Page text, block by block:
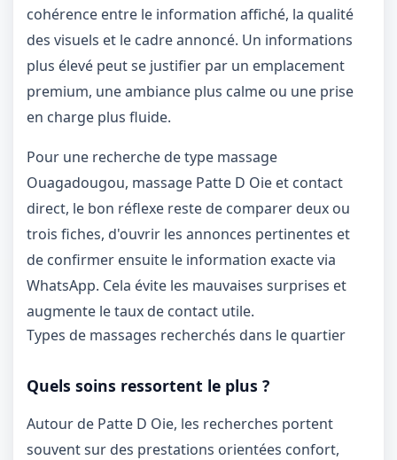
cohérence entre le information affiché, la qualité
des visuels et le cadre annoncé. Un informations
plus élevé peut se justifier par un emplacement
premium, une ambiance plus calme ou une prise
en charge plus fluide.
Pour une recherche de type massage
Ouagadougou, massage Patte D Oie et contact
direct, le bon réflexe reste de comparer deux ou
trois fiches, d'ouvrir les annonces pertinentes et
de confirmer ensuite le information exacte via
WhatsApp. Cela évite les mauvaises surprises et
augmente le taux de contact utile.
Types de massages recherchés dans le quartier
Quels soins ressortent le plus ?
Autour de Patte D Oie, les recherches portent
souvent sur des prestations orientées confort,
＋⛶↓ ✕